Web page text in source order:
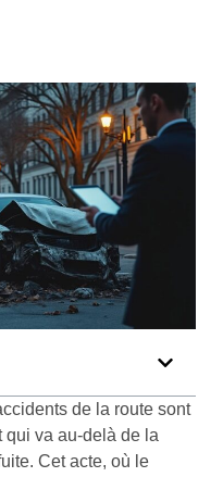
de la route sont
qui va au-delà de la
Cet acte, où le